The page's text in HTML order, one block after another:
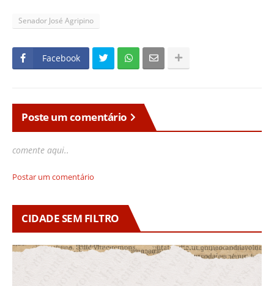
Senador José Agripino
Facebook
Poste um comentário
comente aqui..
Postar um comentário
CIDADE SEM FILTRO